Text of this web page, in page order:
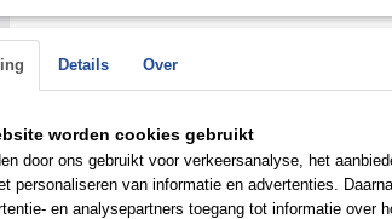
Details Over
worden cookies gebruikt
door ons gebruikt voor verkeersanalyse, het
personaliseren van informatie en advertenties.
en analysepartners toegang tot informatie over